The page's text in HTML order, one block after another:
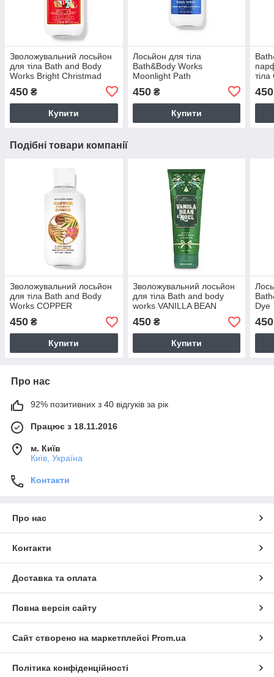
Зволожувальний лосьйон
для тіла Bath and Body
Works Bright Christmad
450 ₴
Купити
Лосьйон для тіла
Bath&Body Works
Moonlight Path
450₴
Купити
450
Подібні товари компанії
Зволожувальний лосьйон
для тіла Bath and Body
Works COPPER
COCONUT SANDS
450 ₴
Купити
Зволожувальний лосьйон
для тіла Bath and body
works VANILLA BEAN
NOEL
450₴
Купити
Dye
450
Про нас
92% позитивних з 40 відгуків за рік
Працює з 18.11.2016
м. Київ
Київ, Україна
Контакти
Про нас
Контакти
Доставка та оплата
Повна версія сайту
Сайт створено на маркетплейсі Prom.ua
Політика конфіденційності